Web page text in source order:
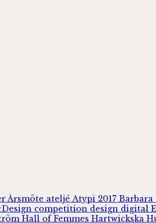
Årsmöte ateljé Atypi 2017 Barbara
competition design digital
Hall of Femmes Hartwickska